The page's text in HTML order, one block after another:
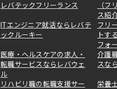
レバテックフリーランス
（フ
ス紹
ITエンジニア就活ならレバテ
ックルーキー
フリ
トす
フォ
医療・ヘルスケアの求人・
転職サービスならレバウェ
ル
介護
スな
リハビリ職の転職支援サー
栄養